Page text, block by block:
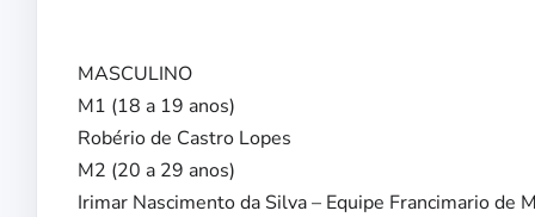
MASCULINO
M1 (18 a 19 anos)
Robério de Castro Lopes
M2 (20 a 29 anos)
Irimar Nascimento da Silva – Equipe Francimario de